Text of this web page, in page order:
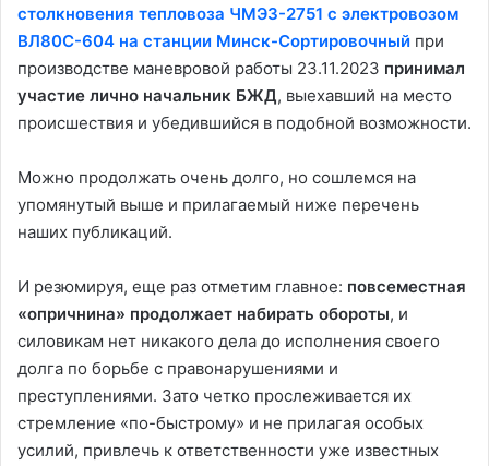
столкновения тепловоза ЧМЭ3-2751 с электровозом
ВЛ80С-604 на станции Минск-Сортировочный при
производстве маневровой работы 23.11.2023 принимал
участие лично начальник БЖД, выехавший на место
происшествия и убедившийся в подобной возможности.
Можно продолжать очень долго, но сошлемся на
упомянутый выше и прилагаемый ниже перечень
наших публикаций.
И резюмируя, еще раз отметим главное: повсеместная
«опричнина» продолжает набирать обороты, и
силовикам нет никакого дела до исполнения своего
долга по борьбе с правонарушениями и
преступлениями. Зато четко прослеживается их
стремление «по-быстрому» и не прилагая особых
усилий, привлечь к ответственности уже известных